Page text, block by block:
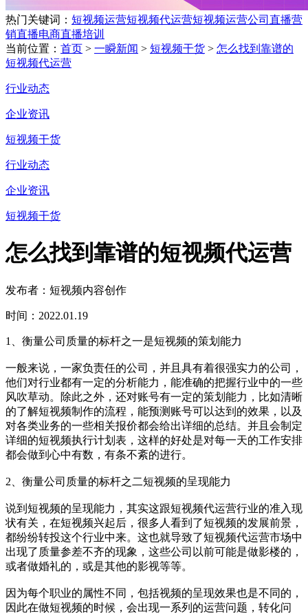
热门关键词： 短视频运营短视频代运营短视频运营公司 直播营
销直播电商直播培训
当前位置： 首页 > 一瞬新闻 > 短视频干货 > 怎么找到靠谱的
短视频代运营
行业动态
企业资讯
短视频干货
行业动态
企业资讯
短视频干货
怎么找到靠谱的短视频代运营
发布者：短视频内容创作
时间：2022.01.19
1、衡量公司质量的标杆之一是短视频的策划能力
一般来说，一家负责任的公司，并且具有着很强实力的公司，
他们对行业都有一定的分析能力，能准确的把握行业中的一些
风吹草动。除此之外，还对账号有一定的策划能力，比如清晰
的了解短视频制作的流程，能预测账号可以达到的效果，以及
对各类业务的一些相关报价都会给出详细的总结。并且会制定
详细的短视频执行计划表，这样的好处是对每一天的工作安排
都会做到心中有数，有条不紊的进行。
2、衡量公司质量的标杆之二短视频的呈现能力
说到短视频的呈现能力，其实这跟短视频代运营行业的准入现
状有关，在短视频兴起后，很多人看到了短视频的发展前景，
都纷纷转投这个行业中来。这也就导致了短视频代运营市场中
出现了质量参差不齐的现象，这些公司以前可能是做影楼的，
或者做婚礼的，或是其他的影视等等。
因为每个职业的属性不同，包括视频的呈现效果也是不同的，
因此在做短视频的时候，会出现一系列的运营问题，转化问